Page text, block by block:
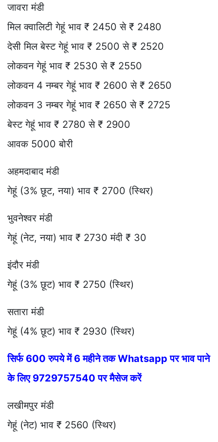
जावरा मंडी
मिल क्वालिटी गेहूं भाव ₹ 2450 से ₹ 2480
देसी मिल बेस्ट गेहूं भाव ₹ 2500 से ₹ 2520
लोकवन गेहूं भाव ₹ 2530 से ₹ 2550
लोकवन 4 नम्बर गेहूं भाव ₹ 2600 से ₹ 2650
लोकवन 3 नम्बर गेहूं भाव ₹ 2650 से ₹ 2725
बेस्ट गेहूं भाव ₹ 2780 से ₹ 2900
आवक 5000 बोरी
अहमदाबाद मंडी
गेहूं (3% छूट, नया) भाव ₹ 2700 (स्थिर)
भुवनेश्वर मंडी
गेहूं (नेट, नया) भाव ₹ 2730 मंदी ₹ 30
इंदौर मंडी
गेहूं (3% छूट) भाव ₹ 2750 (स्थिर)
सतारा मंडी
गेहूं (4% छूट) भाव ₹ 2930 (स्थिर)
सिर्फ 600 रुपये में 6 महीने तक Whatsapp पर भाव पाने
के लिए 9729757540 पर मैसेज करें
लखीमपुर मंडी
गेहूं (नेट) भाव ₹ 2560 (स्थिर)